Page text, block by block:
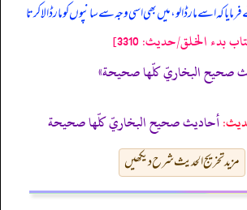
کہ اسے مار ڈالو، میں بھی اسی وجہ سے سانپوں کو مار ڈالا کرتا
الخلق/حدیث: 3310]
صحيح البخاريّ كلّها صحيحة»
أحاديث صحيح البخاريّ كلّها صحيحة
مزید تخریج الحدیث شرح دیکھیں